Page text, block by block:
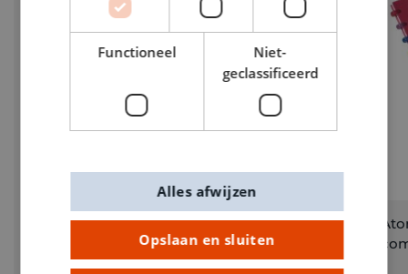
Cursusblok A4 ruit 4 x 8 mm 100 vel
Functioneel
Niet-
geclassificeerd
Opslaan en sluiten
Alles afwijzen